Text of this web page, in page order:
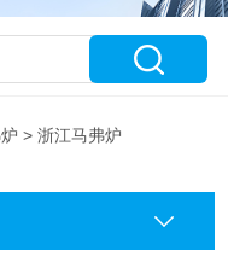
> 浙江马弗炉